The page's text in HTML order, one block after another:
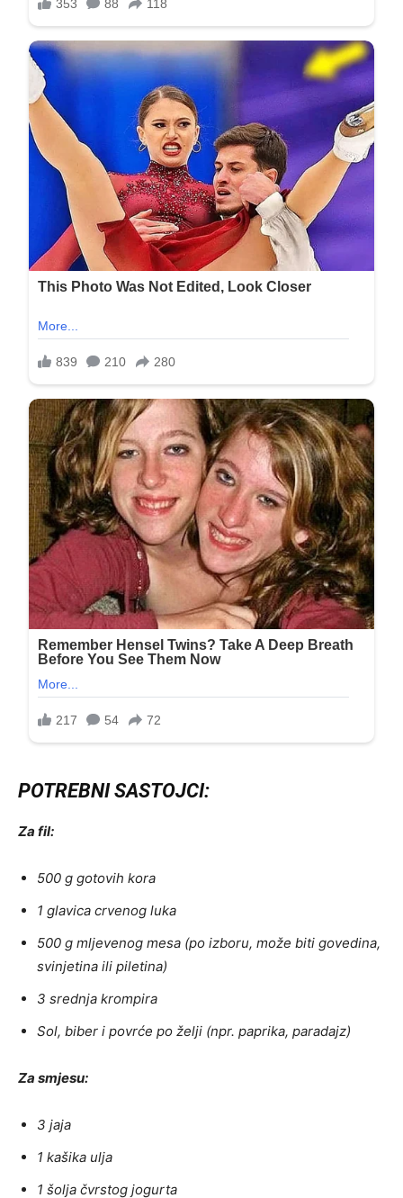
POTREBNI SASTOJCI:
Za fil:
500 g gotovih kora
1 glavica crvenog luka
500 g mljevenog mesa (po izboru, može biti govedina,
svinjetina ili piletina)
3 srednja krompira
Sol, biber i povrće po želji (npr. paprika, paradajz)
Za smjesu:
3 jaja
1 kašika ulja
1 šolja čvrstog jogurta